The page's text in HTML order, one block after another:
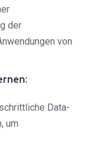
der
von
Data-
um